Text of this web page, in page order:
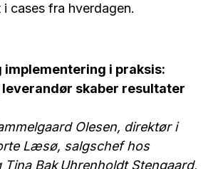
cases fra hverdagen.
i praksis:
leverandør skaber resultater
Olesen, direktør i
Læsø, salgschef hos
Tina Bak Uhrenholdt Stengaard,